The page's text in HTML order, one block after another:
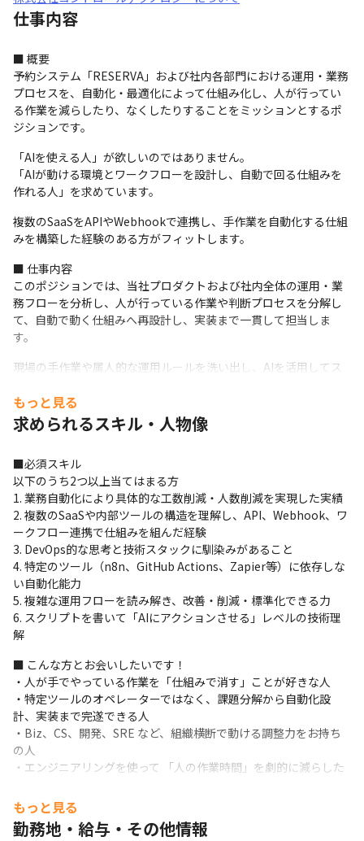
仕事内容
■ 概要
予約システム「RESERVA」および社内各部門における運用・業務
プロセスを、自動化・最適化によって仕組み化し、人が行ってい
る作業を減らしたり、なくしたりすることをミッションとするポ
ジションです。
「AIを使える人」が欲しいのではありません。
「AIが動ける環境とワークフローを設計し、自動で回る仕組みを
作れる人」を求めています。
複数のSaaSをAPIやWebhookで連携し、手作業を自動化する仕組
みを構築した経験のある方がフィットします。
■ 仕事内容
このポジションでは、当社プロダクトおよび社内全体の運用・業
務フローを分析し、人が行っている作業や判断プロセスを分解し
て、自動で動く仕組みへ再設計し、実装まで一貫して担当しま
す。
現場の手作業や属人的な運用ルールを洗い出し、AIを活用してス
す。
複数のSaaSや開発ツールを対象に、APIやWebhookを用いてデー
クフローを構築するとともに、AIと自動化ワークフローが安全に
回る運用環境を整備します。
単なる運用担当ではなく、技術と自動化によって組織全体の生産
性を底上げする役割を担うポジションです。
■ 開発環境
言語：Python / TypeScript
自動化：n8n / GitHub Actions / 各種ワークフロー基盤
※特定のツールの使用経験ではなく「課題に応じて選定できるこ
と」を重視します
もっと見る
求められるスキル・人物像
■必須スキル
以下のうち2つ以上当てはまる方
1. 業務自動化により具体的な工数削減・人数削減を実現した実績
2. 複数のSaaSや内部ツールの構造を理解し、API、Webhook、ワ
ークフロー連携で仕組みを組んだ経験
3. DevOps的な思考と技術スタックに馴染みがあること
4. 特定のツール（n8n、GitHub Actions、Zapier等）に依存しな
い自動化能力
5. 複雑な運用フローを読み解き、改善・削減・標準化できる力
6. スクリプトを書いて「AIにアクションさせる」レベルの技術理
解
■ こんな方とお会いしたいです！
・人が手でやっている作業を「仕組みで消す」ことが好きな人
・特定ツールのオペレーターではなく、課題分解から自動化設
計、実装まで完遂できる人
・Biz、CS、開発、SRE など、組織横断で動ける調整力をお持ち
の人
・エンジニアリングを使って 「人の作業時間」を劇的に減らした
もっと見る
勤務地・給与・その他情報